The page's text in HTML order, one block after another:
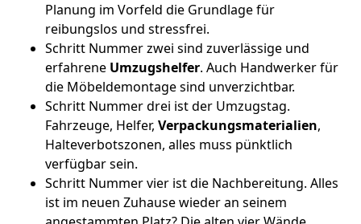
Planung im Vorfeld die Grundlage für
reibungslos und stressfrei.
Schritt Nummer zwei sind zuverlässige und
erfahrene Umzugshelfer. Auch Handwerker für
die Möbeldemontage sind unverzichtbar.
Schritt Nummer drei ist der Umzugstag.
Fahrzeuge, Helfer, Verpackungsmaterialien,
Halteverbotszonen, alles muss pünktlich
verfügbar sein.
Schritt Nummer vier ist die Nachbereitung. Alles
ist im neuen Zuhause wieder an seinem